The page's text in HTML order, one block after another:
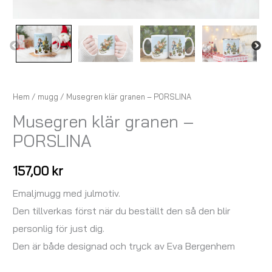
Hem / mugg / Musegren klär granen – PORSLINA
Musegren klär granen –
PORSLINA
157,00 kr
Emaljmugg med julmotiv.
Den tillverkas först när du beställt den så den blir
personlig för just dig.
Den är både designad och tryck av Eva Bergenhem